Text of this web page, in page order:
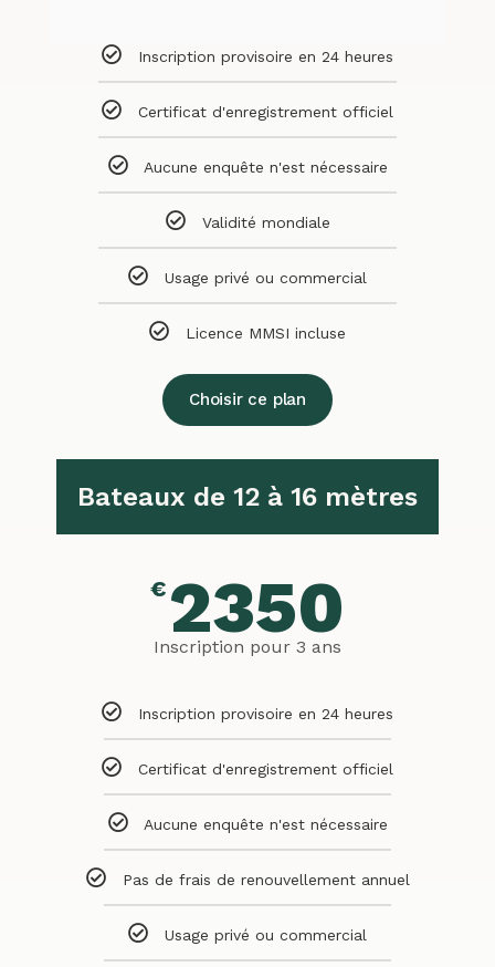
Inscription provisoire en 24 heures
Certificat d'enregistrement officiel
Aucune enquête n'est nécessaire
Validité mondiale
Usage privé ou commercial
Licence MMSI incluse
Choisir ce plan
Bateaux de 12 à 16 mètres
€ 2350
Inscription pour 3 ans
Inscription provisoire en 24 heures
Certificat d'enregistrement officiel
Aucune enquête n'est nécessaire
Pas de frais de renouvellement annuel
Usage privé ou commercial